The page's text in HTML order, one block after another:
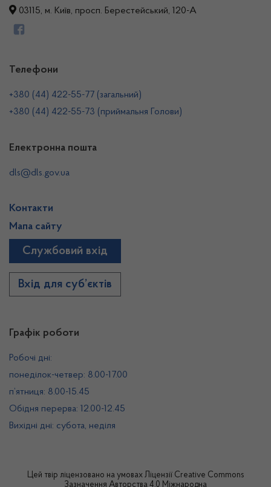
03115, м. Київ, просп. Берестейський, 120-А
Графік роботи
Робочі дні:
понеділок-четвер: 8.00-17.00
п’ятниця: 8.00-15.45
Обідня перерва: 12.00-12.45
Вихідні дні: субота, неділя
Телефони
+380 (44) 422-55-77 (загальний)
+380 (44) 422-55-73 (приймальня Голови)
Електронна пошта
dls@dls.gov.ua
Контакти
Мапа сайту
Службовий вхід
Вхід для суб’єктів
Цей твір ліцензовано на умовах Ліцензії Creative Commons
Зазначення Авторства 4.0 Міжнародна